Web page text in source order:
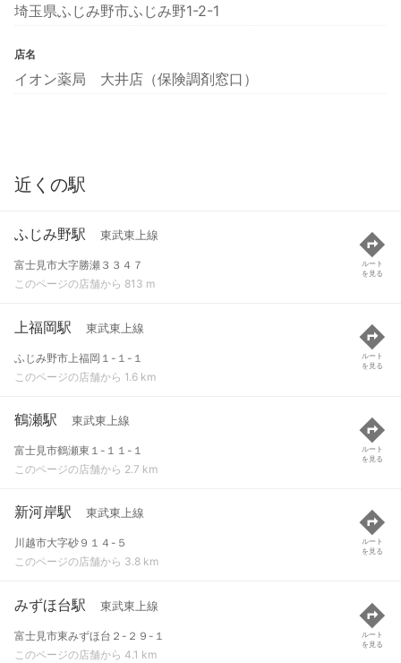
埼玉県ふじみ野市ふじみ野1-2-1
店名
イオン薬局 大井店（保険調剤窓口）
近くの駅
ふじみ野駅 東武東上線
富士見市大字勝瀬３３４７
このページの店舗から 813 m
ルート
を見る
上福岡駅 東武東上線
ふじみ野市上福岡１-１-１
このページの店舗から 1.6 km
ルート
を見る
鶴瀬駅 東武東上線
富士見市鶴瀬東１-１１-１
このページの店舗から 2.7 km
ルート
を見る
新河岸駅 東武東上線
川越市大字砂９１４-５
このページの店舗から 3.8 km
ルート
を見る
みずほ台駅 東武東上線
富士見市東みずほ台２-２９-１
このページの店舗から 4.1 km
ルート
を見る